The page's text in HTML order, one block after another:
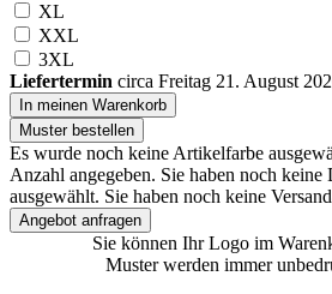
XL
XXL
3XL
Liefertermin circa Freitag 21. August
In meinen Warenkorb
Muster bestellen
Es wurde noch keine Artikelfarbe
Anzahl angegeben. Sie haben noch keine
ausgewählt. Sie haben noch keine
Angebot anfragen
Sie können Ihr Logo im
Muster werden immer